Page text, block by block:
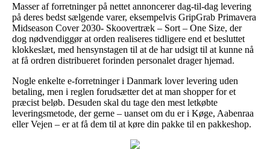
Masser af forretninger på nettet annoncerer dag-til-dag levering
på deres bedst sælgende varer, eksempelvis GripGrab Primavera
Midseason Cover 2030- Skoovertræk – Sort – One Size, der
dog nødvendiggør at orden realiseres tidligere end et besluttet
klokkeslæt, med hensynstagen til at de har udsigt til at kunne nå
at få ordren distribueret forinden personalet drager hjemad.
Nogle enkelte e-forretninger i Danmark lover levering uden
betaling, men i reglen forudsætter det at man shopper for et
præcist beløb. Desuden skal du tage den mest letkøbte
leveringsmetode, der gerne – uanset om du er i Køge, Aabenraa
eller Vejen – er at få dem til at køre din pakke til en pakkeshop.